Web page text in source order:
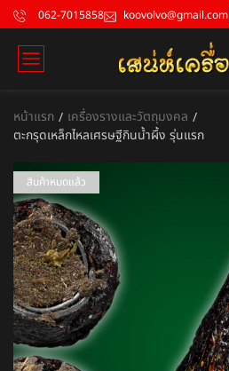
062-7015858 koovolvo@gmail.com
หน้าแรก / เครื่องรางและวัตถุมงคล /
ตะกรุดเหล็กไหลเศรษฐีกินน้ำผึ้ง รุ่นแรก
สินค้าหมดแล้ว